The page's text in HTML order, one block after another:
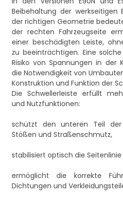
Beibehaltung der werkseitigen
der richtigen Geometrie
der rechten Fahrzeugseite
einer beschädigten Leiste,
zu beeinträchtigen. Eine
Risiko von Spannungen in der
die Notwendigkeit von
Konstruktion und Funktion der
Die Schwellerleiste erfüllt
und Nutzfunktionen:
schützt den unteren Teil der
Stößen und Straßenschmutz,
stabilisiert optisch die Seitenlinie
ermöglicht die korrekte
Dichtungen und